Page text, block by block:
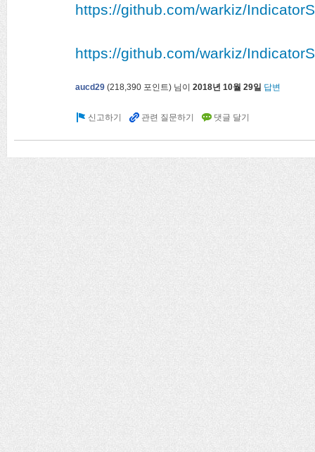
https://github.com/warkiz/
https://github.com/warkiz/
aucd29 (218,390 포인트) 님이 2018년 10월 29일 답변